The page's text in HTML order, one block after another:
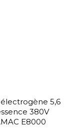
5,6
380V
E8000